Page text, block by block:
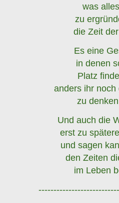
was
zu
die Zeit
Es eine
in denen
Platz
anders ihr noch
zu
Und auch die
erst zu
und sagen
den Zeiten
im Leben